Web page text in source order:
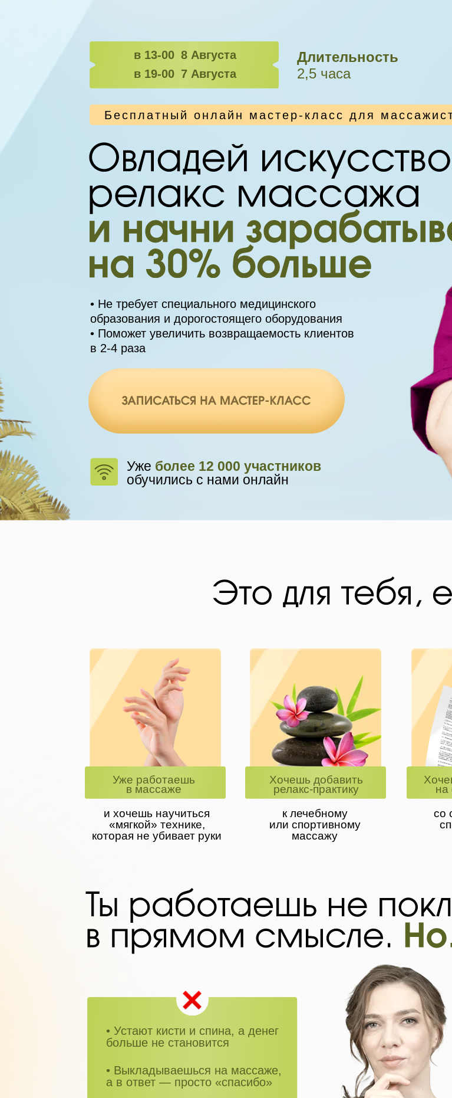
Длительность
2,5 часа
Бесплатный онлайн мастер-класс для
Уже более 12 000 участников
обучились с нами онлайн
• Не требует специального медицинского
образования и дорогостоящего оборудования
• Поможет увеличить возвращаемость клиентов
в 2-4 раза
в 13-00 8 Августа
в 19-00 7 Августа
со
к лечебному
или спортивному
массажу
на
Хочешь добавить
релакс-практику
Уже работаешь
в массаже
и хочешь научиться
«мягкой» технике,
которая не убивает руки
• Выкладываешься на массаже,
а в ответ — просто «спасибо»
• Устают кисти и спина, а денег
больше не становится